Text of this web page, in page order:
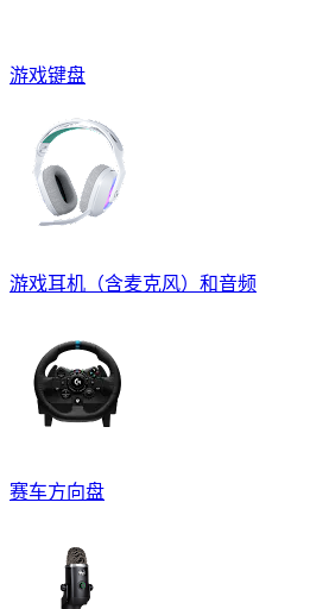
游戏键盘
游戏耳机（含麦克风）和音频
赛车方向盘